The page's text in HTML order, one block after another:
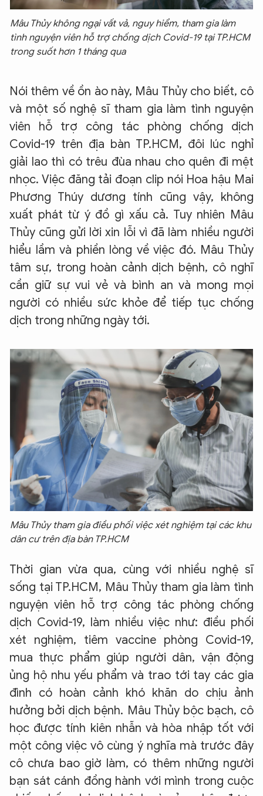
Mâu Thủy không ngại vất vả, nguy hiểm, tham gia làm
tình nguyện viên hỗ trợ chống dịch Covid-19 tại TP.HCM
trong suốt hơn 1 tháng qua
Nói thêm về ồn ào này, Mâu Thủy cho biết, cô
và một số nghệ sĩ tham gia làm tình nguyện
viên hỗ trợ công tác phòng chống dịch
Covid-19 trên địa bàn TP.HCM, đôi lúc nghỉ
giải lao thì có trêu đùa nhau cho quên đi mệt
nhọc. Việc đăng tải đoạn clip nói Hoa hậu Mai
Phương Thúy dương tính cũng vậy, không
xuất phát từ ý đồ gì xấu cả. Tuy nhiên Mâu
Thủy cũng gửi lời xin lỗi vì đã làm nhiều người
hiểu lầm và phiền lòng về việc đó. Mâu Thủy
tâm sự, trong hoàn cảnh dịch bệnh, cô nghĩ
cần giữ sự vui vẻ và bình an và mong mọi
người có nhiều sức khỏe để tiếp tục chống
dịch trong những ngày tới.
Mâu Thủy tham gia điều phối việc xét nghiệm tại các khu
dân cư trên địa bàn TP.HCM
Thời gian vừa qua, cùng với nhiều nghệ sĩ
sống tại TP.HCM, Mâu Thủy tham gia làm tình
nguyện viên hỗ trợ công tác phòng chống
dịch Covid-19, làm nhiều việc như: điều phối
xét nghiệm, tiêm vaccine phòng Covid-19,
mua thực phẩm giúp người dân, vận động
ủng hộ nhu yếu phẩm và trao tới tay các gia
đình có hoàn cảnh khó khăn do chịu ảnh
hưởng bởi dịch bệnh. Mâu Thủy bộc bạch, cô
học được tính kiên nhẫn và hòa nhập tốt với
một công việc vô cùng ý nghĩa mà trước đây
cô chưa bao giờ làm, có thêm những người
bạn sát cánh đồng hành với mình trong cuộc